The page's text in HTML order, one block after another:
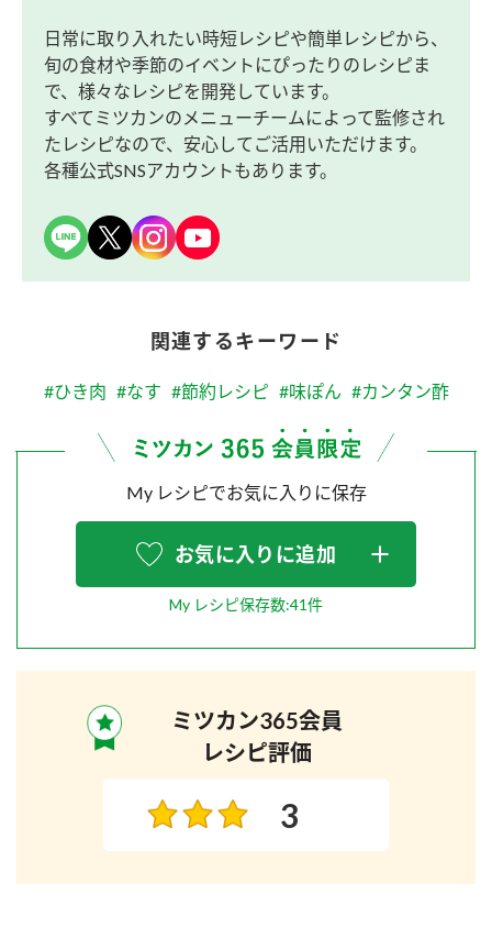
日常に取り入れたい時短レシピや簡単レシピから、
旬の食材や季節のイベントにぴったりのレシピま
で、様々なレシピを開発しています。
すべてミツカンのメニューチームによって監修され
たレシピなので、安心してご活用いただけます。
各種公式SNSアカウントもあります。
関連するキーワード
#ひき肉 #なす #節約レシピ #味ぽん #カンタン酢
My レシピでお気に入りに保存
お気に入りに追加
My レシピ保存数:41件
ミツカン365会員
レシピ評価
3